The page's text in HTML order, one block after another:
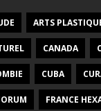
ARTS
CANADA
CUBA
FRANCE